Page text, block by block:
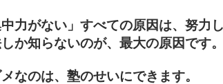
力がない」すべての原因は、努力し
か知らないのが、最大の原因です。
なのは、塾のせいにできます。